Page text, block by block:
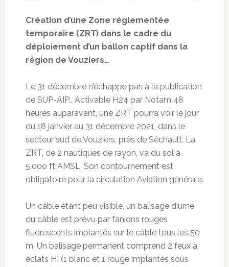
Création d’une Zone réglementée
temporaire (ZRT) dans le cadre du
déploiement d’un ballon captif dans la
région de Vouziers…
Le 31 décembre n’échappe pas à la publication
de SUP-AIP… Activable H24 par Notam 48
heures auparavant, une ZRT pourra voir le jour
du 18 janvier au 31 décembre 2021, dans le
secteur sud de Vouziers, près de Séchault. La
ZRT, de 2 nautiques de rayon, va du sol à
5.000 ft AMSL. Son contournement est
obligatoire pour la circulation Aviation générale.
Un câble étant peu visible, un balisage diurne
du câble est prévu par fanions rouges
fluorescents implantés sur le câble tous les 50
m. Un balisage permanent comprend 2 feux à
éclats HI (1 blanc et 1 rouge implantés sous